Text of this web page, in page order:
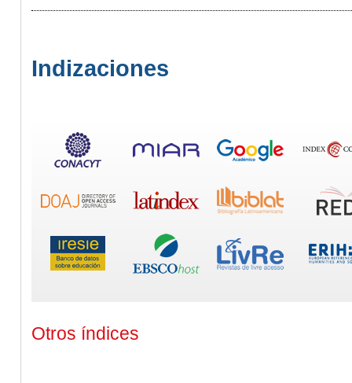
Indizaciones
Otros índices